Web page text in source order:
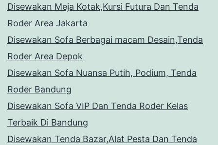
Disewakan Meja Kotak,Kursi Futura Dan Tenda
Roder Area Jakarta
Disewakan Sofa Berbagai macam Desain,Tenda
Roder Area Depok
Disewakan Sofa Nuansa Putih, Podium, Tenda
Roder Bandung
Disewakan Sofa VIP Dan Tenda Roder Kelas
Terbaik Di Bandung
Disewakan Tenda Bazar,Alat Pesta Dan Tenda